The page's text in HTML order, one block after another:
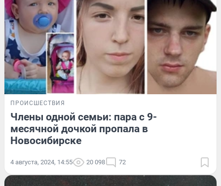
ПРОИСШЕСТВИЯ
Члены одной семьи: пара с 9-
месячной дочкой пропала в
Новосибирске
4 августа, 2024, 14:55 20 098 72